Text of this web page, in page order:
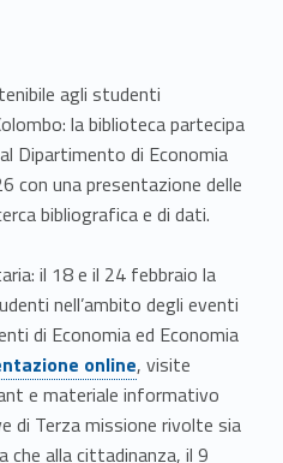
agli studenti
la biblioteca partecipa
Dipartimento di Economia
con una presentazione delle
bibliografica e di dati.
il 18 e il 24 febbraio la
nell’ambito degli eventi
di Economia ed Economia
online, visite
e materiale informativo
di Terza missione rivolte sia
che alla cittadinanza, il 9